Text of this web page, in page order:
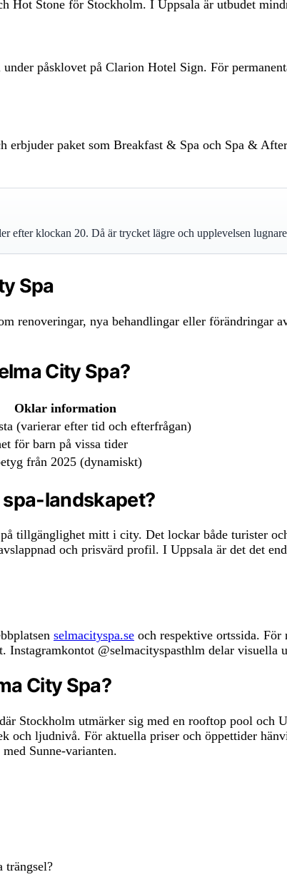
Hot Stone för Stockholm. I Uppsala är utbudet
påsklovet på Clarion Hotel Sign. För
paket som Breakfast & Spa och Spa &
efter klockan 20. Då är trycket lägre och upplevelsen
Spa
renoveringar, nya behandlingar eller förändringar
City Spa?
Oklar information
(varierar efter tid och efterfrågan)
för barn på vissa tider
från 2025 (dynamiskt)
spa-landskapet?
tillgänglighet mitt i city. Det lockar både turister
och prisvärd profil. I Uppsala är det det
selmacityspa.se och respektive ortssida. För
Instagramkontot @selmacityspasthlm delar visuella
City Spa?
Stockholm utmärker sig med en rooftop pool och
och ljudnivå. För aktuella priser och öppettider
Sunne-varianten.
trängsel?